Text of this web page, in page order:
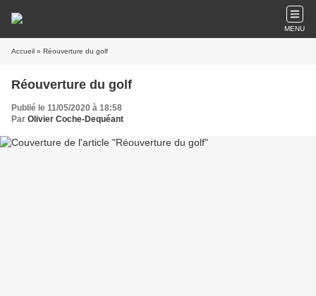
MENU
Accueil » Réouverture du golf
Réouverture du golf
Publié le 11/05/2020 à 18:58
Par Olivier Coche-Dequéant